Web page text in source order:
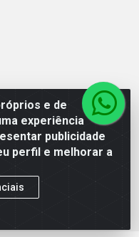
e de
experiência
publicidade
perfil e melhorar a
Góes Monteiro, 7049
57061-000 - CNPJ
20